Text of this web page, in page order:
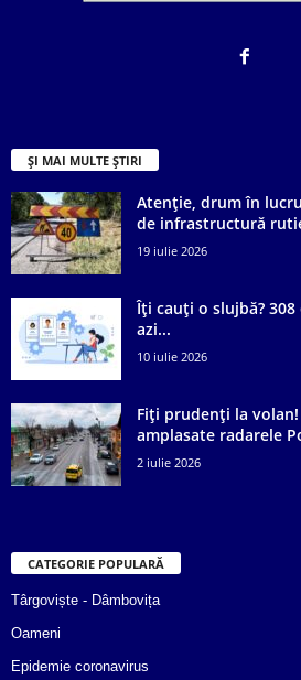
ȘI MAI MULTE ȘTIRI
Atenție, drum în
de infrastructură
19 iulie 2026
Îți cauți o slujbă?
azi...
10 iulie 2026
Fiți prudenți la
amplasate radarele
2 iulie 2026
CATEGORIE POPULARĂ
Târgoviște - Dâmbovița
Oameni
Epidemie coronavirus